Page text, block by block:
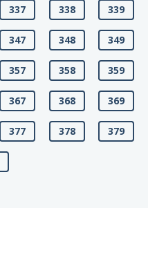
337 338 339
347 348 349
357 358 359
367 368 369
377 378 379